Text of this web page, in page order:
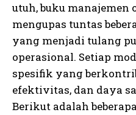
utuh, buku manajemen
mengupas tuntas
yang menjadi tulang
operasional. Setiap
spesifik yang
efektivitas, dan daya
Berikut adalah